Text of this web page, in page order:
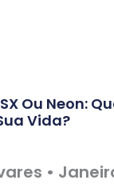
Ou Neon:
Vida?